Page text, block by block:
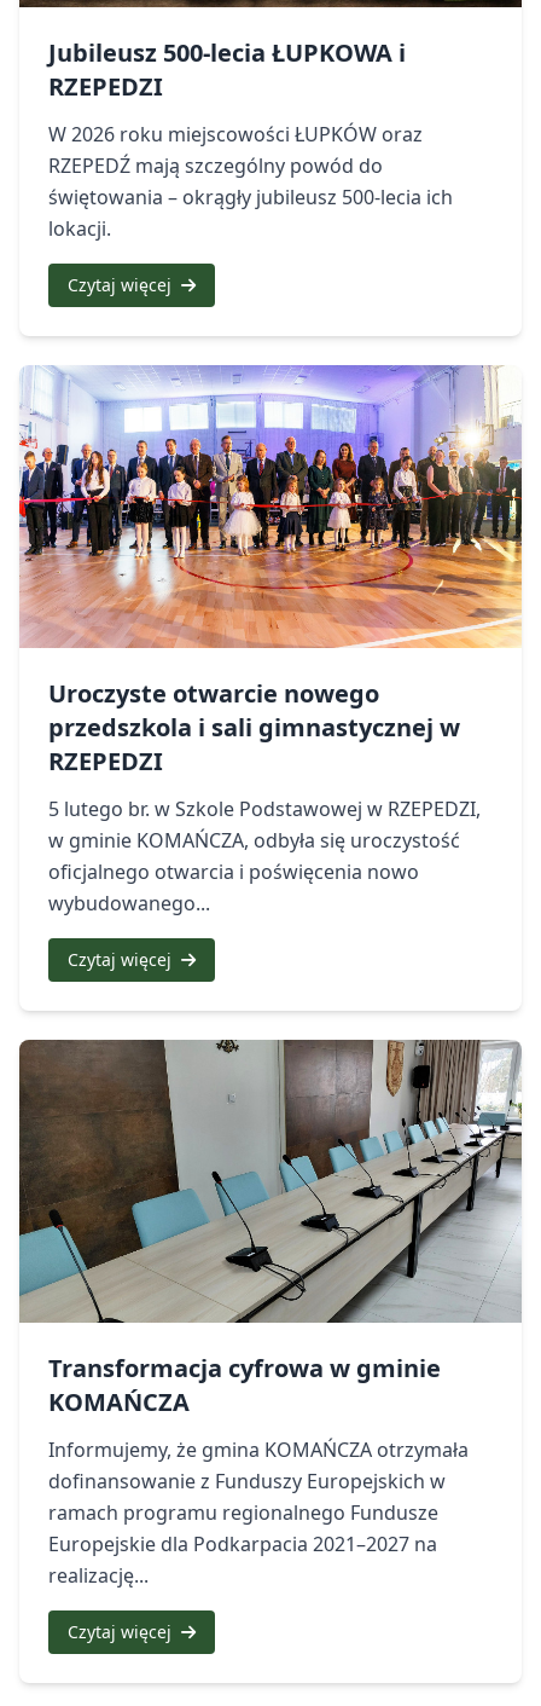
Jubileusz 500-lecia ŁUPKOWA i
RZEPEDZI
W 2026 roku miejscowości ŁUPKÓW oraz
RZEPEDŹ mają szczególny powód do
świętowania – okrągły jubileusz 500-lecia ich
lokacji.
Czytaj więcej
Uroczyste otwarcie nowego
przedszkola i sali gimnastycznej w
RZEPEDZI
5 lutego br. w Szkole Podstawowej w RZEPEDZI,
w gminie KOMAŃCZA, odbyła się uroczystość
oficjalnego otwarcia i poświęcenia nowo
wybudowanego...
Czytaj więcej
Transformacja cyfrowa w gminie
KOMAŃCZA
Informujemy, że gmina KOMAŃCZA otrzymała
dofinansowanie z Funduszy Europejskich w
ramach programu regionalnego Fundusze
Europejskie dla Podkarpacia 2021–2027 na
realizację...
Czytaj więcej